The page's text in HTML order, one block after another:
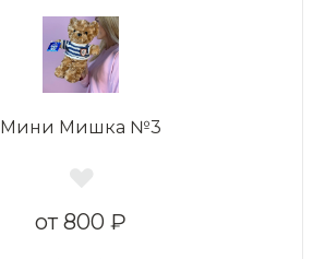
Мини Мишка №3
800 ₽